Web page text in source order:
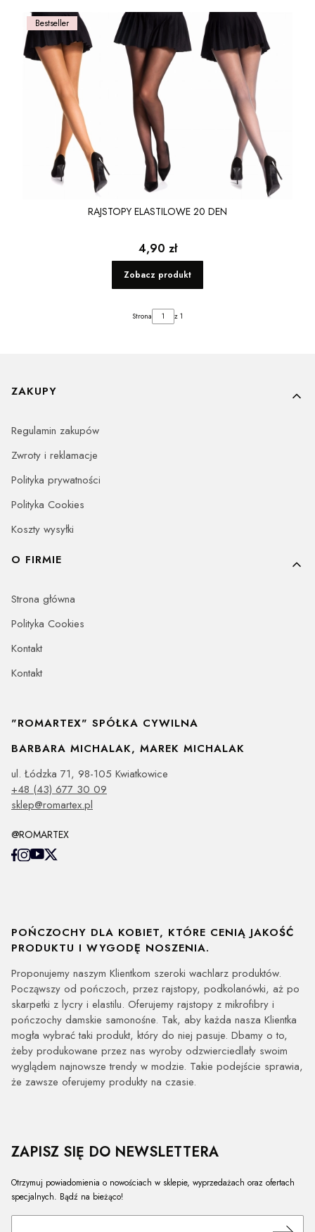
Bestseller
RAJSTOPY ELASTILOWE 20 DEN
Cena
4,90 zł
Zobacz produkt
Strona z 1
Linki w stopce
ZAKUPY
Regulamin zakupów
Zwroty i reklamacje
Polityka prywatności
Polityka Cookies
Koszty wysyłki
O FIRMIE
Strona główna
Polityka Cookies
Kontakt
Kontakt
"ROMARTEX" SPÓŁKA CYWILNA
BARBARA MICHALAK, MAREK MICHALAK
ul. Łódzka 71, 98-105 Kwiatkowice
+48 (43) 677 30 09
sklep@romartex.pl
@ROMARTEX
POŃCZOCHY DLA KOBIET, KTÓRE CENIĄ JAKOŚĆ
PRODUKTU I WYGODĘ NOSZENIA.
Proponujemy naszym Klientkom szeroki wachlarz produktów.
Począwszy od pończoch, przez rajstopy, podkolanówki, aż po
skarpetki z lycry i elastilu. Oferujemy rajstopy z mikrofibry i
pończochy damskie samonośne. Tak, aby każda nasza Klientka
mogła wybrać taki produkt, który do niej pasuje. Dbamy o to,
żeby produkowane przez nas wyroby odzwierciedlały swoim
wyglądem najnowsze trendy w modzie. Takie podejście sprawia,
że zawsze oferujemy produkty na czasie.
ZAPISZ SIĘ DO NEWSLETTERA
Otrzymuj powiadomienia o nowościach w sklepie, wyprzedażach oraz ofertach
specjalnych. Bądź na bieżąco!